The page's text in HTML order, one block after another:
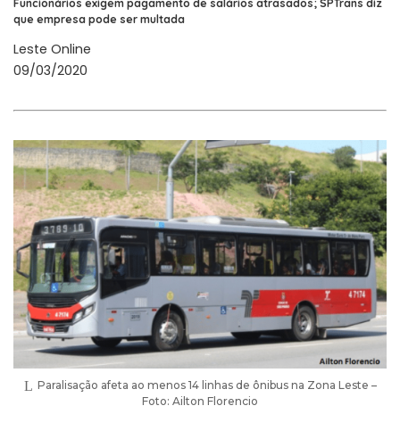
Funcionários exigem pagamento de salários atrasados; SPTrans diz
que empresa pode ser multada
Leste Online
09/03/2020
Paralisação afeta ao menos 14 linhas de ônibus na Zona Leste –
Foto: Ailton Florencio